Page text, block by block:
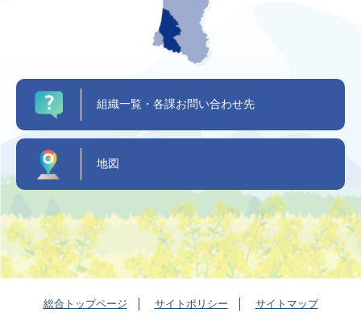
組織一覧・各課お問い合わせ先
地図
総合トップページ サイトポリシー サイトマップ